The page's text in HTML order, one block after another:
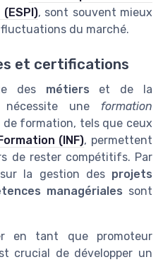
, sont souvent mieux
du marché.
et certifications
des métiers et de la
nécessite une formation
de formation, tels que ceux
(INF), permettent
de rester compétitifs. Par
la gestion des projets
managériales sont
en tant que promoteur
crucial de développer un